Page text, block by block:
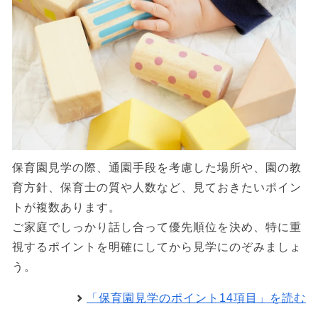
保育園見学の際、通園手段を考慮した場所や、園の教
育方針、保育士の質や人数など、見ておきたいポイン
トが複数あります。
ご家庭でしっかり話し合って優先順位を決め、特に重
視するポイントを明確にしてから見学にのぞみましょ
う。
「保育園見学のポイント14項目」を読む